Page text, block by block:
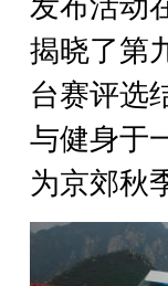
发布活动
揭晓了第
台赛评选
与健身于
为京郊秋